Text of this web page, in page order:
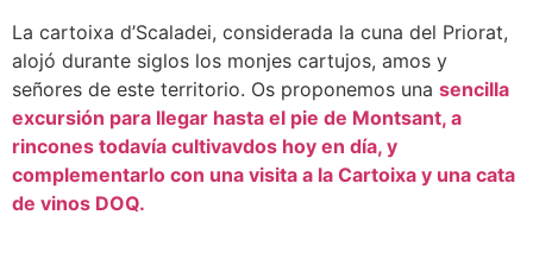
La cartoixa d’Scaladei, considerada la cuna del Priorat,
alojó durante siglos los monjes cartujos, amos y
señores de este territorio. Os proponemos una sencilla
excursión para llegar hasta el pie de Montsant, a
rincones todavía cultivavdos hoy en día, y
complementarlo con una visita a la Cartoixa y una cata
de vinos DOQ.